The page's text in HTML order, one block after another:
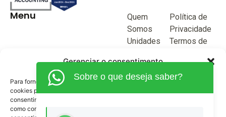
Gerenciar o consentimento
Para fornecer as melhores experiências, usamos tecnologias como
cookies para armazenar e/ou acessar informações do dispositivo. O
consentimento para essas tecnologias nos permitirá processar dados
como comportamento de navegação ou IDs exclusivos neste site. Não
Menu
Quem
Somos
Unidades
Blog
Junte-se a
Política de
Privacidade
Termos de
Sobre o que deseja saber?